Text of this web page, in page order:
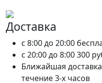
Доставка
c 8:00 до 20:00
c 20:00 до 8:00300
Ближайшая
течение 3-х часов